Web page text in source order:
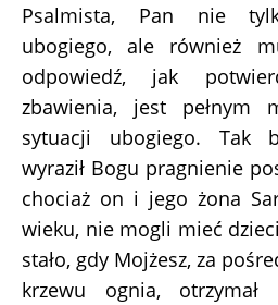
Psalmista, Pan nie
ubogiego, ale również
odpowiedź, jak
zbawienia, jest pełnym
sytuacji ubogiego. Tak
wyraził Bogu pragnienie
chociaż on i jego żona
wieku, nie mogli mieć
stało, gdy Mojżesz, za
krzewu ognia, otrzymał